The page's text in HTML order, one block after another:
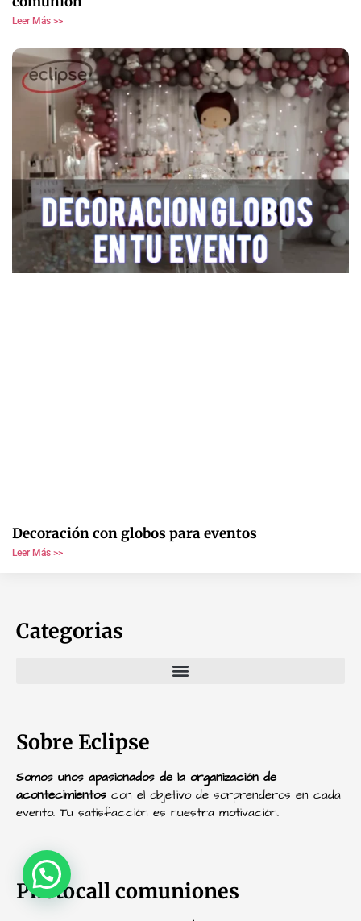
Leer Más >>
Decoración con globos para eventos
Leer Más >>
Categorias
Sobre Eclipse
Somos unos apasionados de la organización de
acontecimientos con el objetivo de sorprenderos en cada
evento. Tu satisfacción es nuestra motivación.
Photocall comuniones